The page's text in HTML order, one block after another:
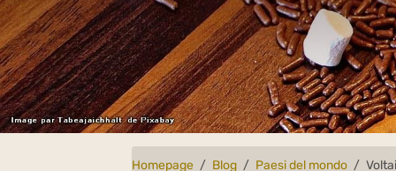
Homepage Blog Paesi del mondo